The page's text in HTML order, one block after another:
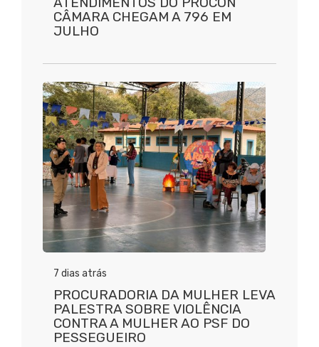
CÂMARA CHEGAM A 796 EM
JULHO
7 dias atrás
PROCURADORIA DA MULHER LEVA
PALESTRA SOBRE VIOLÊNCIA
CONTRA A MULHER AO PSF DO
PESSEGUEIRO